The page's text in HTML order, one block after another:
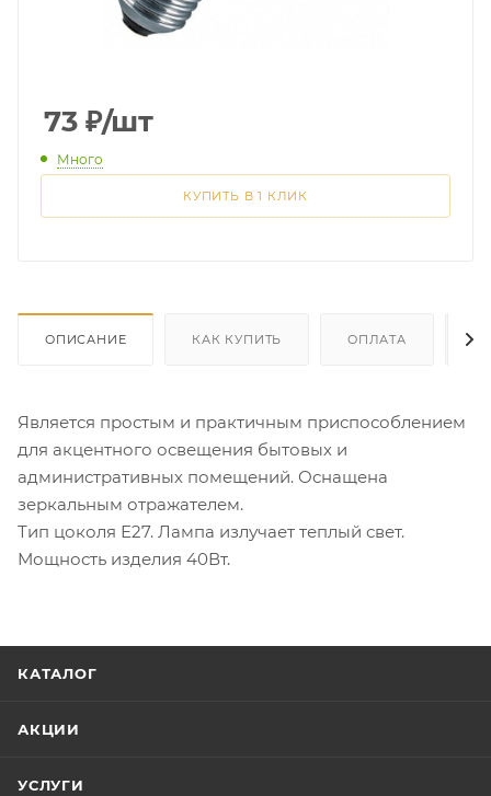
73 ₽/шт
Много
КУПИТЬ В 1 КЛИК
ОПИСАНИЕ КАК КУПИТЬ ОПЛАТА
Является простым и практичным приспособлением
для акцентного освещения бытовых и
административных помещений. Оснащена
зеркальным отражателем.
Тип цоколя Е27. Лампа излучает теплый свет.
Мощность изделия 40Вт.
КАТАЛОГ
АКЦИИ
УСЛУГИ